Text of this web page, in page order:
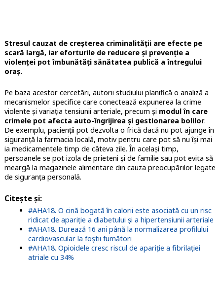
Stresul cauzat de creșterea criminalității are efecte pe
scară largă, iar eforturile de reducere și prevenție a
violenței pot îmbunătăți sănătatea publică a întregului
oraș.
Pe baza acestor cercetări, autorii studiului planifică o analiză a
mecanismelor specifice care conectează expunerea la crime
violente și variația tensiunii arteriale, precum și modul în care
crimele pot afecta auto-îngrijirea și gestionarea bolilor.
De exemplu, pacienții pot dezvolta o frică dacă nu pot ajunge în
siguranță la farmacia locală, motiv pentru care pot să nu își mai
ia medicamentele timp de câteva zile. În același timp,
persoanele se pot izola de prieteni și de familie sau pot evita să
meargă la magazinele alimentare din cauza preocupărilor legate
de siguranța personală.
Citește și:
#AHA18. O cină bogată în calorii este asociată cu un risc
ridicat de apariție a diabetului și a hipertensiunii arteriale
#AHA18. Durează 16 ani până la normalizarea profilului
cardiovascular la foștii fumători
#AHA18. Opioidele cresc riscul de apariție a fibrilației
atriale cu 34%